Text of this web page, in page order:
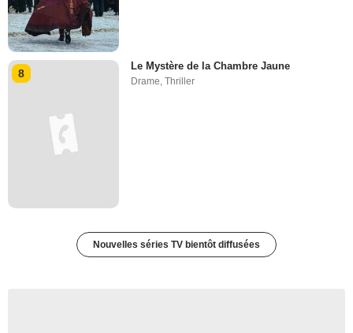
8
Le Mystère de la Chambre Jaune
Drame,Thriller
Nouvelles séries TV bientôt diffusées